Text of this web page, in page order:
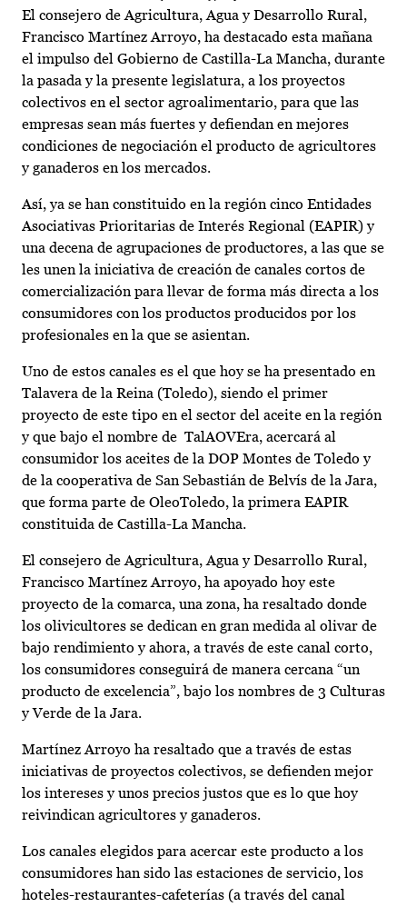
El consejero de Agricultura, Agua y Desarrollo Rural,
Francisco Martínez Arroyo, ha destacado esta mañana
el impulso del Gobierno de Castilla-La Mancha, durante
la pasada y la presente legislatura, a los proyectos
colectivos en el sector agroalimentario, para que las
empresas sean más fuertes y defiendan en mejores
condiciones de negociación el producto de agricultores
y ganaderos en los mercados.
Así, ya se han constituido en la región cinco Entidades
Asociativas Prioritarias de Interés Regional (EAPIR) y
una decena de agrupaciones de productores, a las que se
les unen la iniciativa de creación de canales cortos de
comercialización para llevar de forma más directa a los
consumidores con los productos producidos por los
profesionales en la que se asientan.
Uno de estos canales es el que hoy se ha presentado en
Talavera de la Reina (Toledo), siendo el primer
proyecto de este tipo en el sector del aceite en la región
y que bajo el nombre de TalAOVEra, acercará al
consumidor los aceites de la DOP Montes de Toledo y
de la cooperativa de San Sebastián de Belvís de la Jara,
que forma parte de OleoToledo, la primera EAPIR
constituida de Castilla-La Mancha.
El consejero de Agricultura, Agua y Desarrollo Rural,
Francisco Martínez Arroyo, ha apoyado hoy este
proyecto de la comarca, una zona, ha resaltado donde
los olivicultores se dedican en gran medida al olivar de
bajo rendimiento y ahora, a través de este canal corto,
los consumidores conseguirá de manera cercana “un
producto de excelencia”, bajo los nombres de 3 Culturas
y Verde de la Jara.
Martínez Arroyo ha resaltado que a través de estas
iniciativas de proyectos colectivos, se defienden mejor
los intereses y unos precios justos que es lo que hoy
reivindican agricultores y ganaderos.
Los canales elegidos para acercar este producto a los
consumidores han sido las estaciones de servicio, los
hoteles-restaurantes-cafeterías (a través del canal